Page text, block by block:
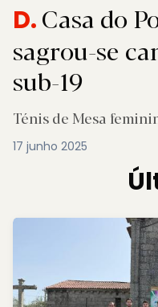
D.Casa do
sagrou-se
sub-19
Ténis de Mesa
17 junho 2025